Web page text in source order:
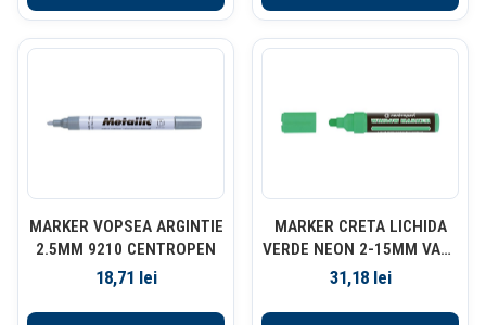
MARKER VOPSEA ARGINTIE
2.5MM 9210 CENTROPEN
18,71 lei
MARKER CRETA LICHIDA
VERDE NEON 2-15MM VARF
ROTUND 9121 CENTROPEN
31,18 lei